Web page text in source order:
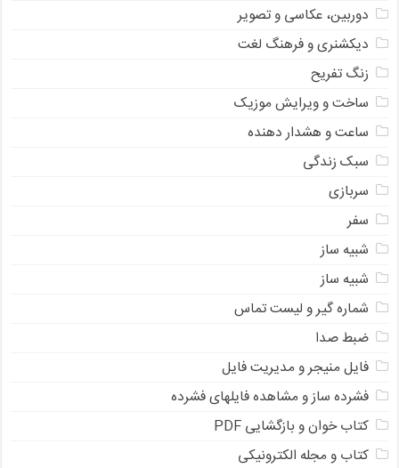
دوربین، عکاسی و تصویر
دیکشنری و فرهنگ لغت
زنگ تفریح
ساخت و ویرایش موزیک
ساعت و هشدار دهنده
سبک زندگی
سربازی
سفر
شبیه ساز
شبیه ساز
شماره گیر و لیست تماس
ضبط صدا
فایل منیجر و مدیریت فایل
فشرده ساز و مشاهده فایلهای فشرده
کتاب خوان و بازگشایی PDF
کتاب و مجله الکترونیکی